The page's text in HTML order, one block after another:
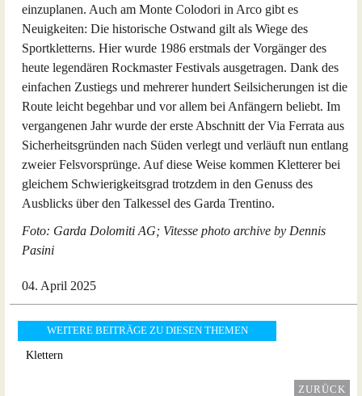
einzuplanen. Auch am Monte Colodori in Arco gibt es
Neuigkeiten: Die historische Ostwand gilt als Wiege des
Sportkletterns. Hier wurde 1986 erstmals der Vorgänger des
heute legendären Rockmaster Festivals ausgetragen. Dank des
einfachen Zustiegs und mehrerer hundert Seilsicherungen ist die
Route leicht begehbar und vor allem bei Anfängern beliebt. Im
vergangenen Jahr wurde der erste Abschnitt der Via Ferrata aus
Sicherheitsgründen nach Süden verlegt und verläuft nun entlang
zweier Felsvorsprünge. Auf diese Weise kommen Kletterer bei
gleichem Schwierigkeitsgrad trotzdem in den Genuss des
Ausblicks über den Talkessel des Garda Trentino.
Foto: Garda Dolomiti AG; Vitesse photo archive by Dennis
Pasini
04. April 2025
WEITERE BEITRÄGE ZU DIESEN THEMEN
Klettern
ZURÜCK